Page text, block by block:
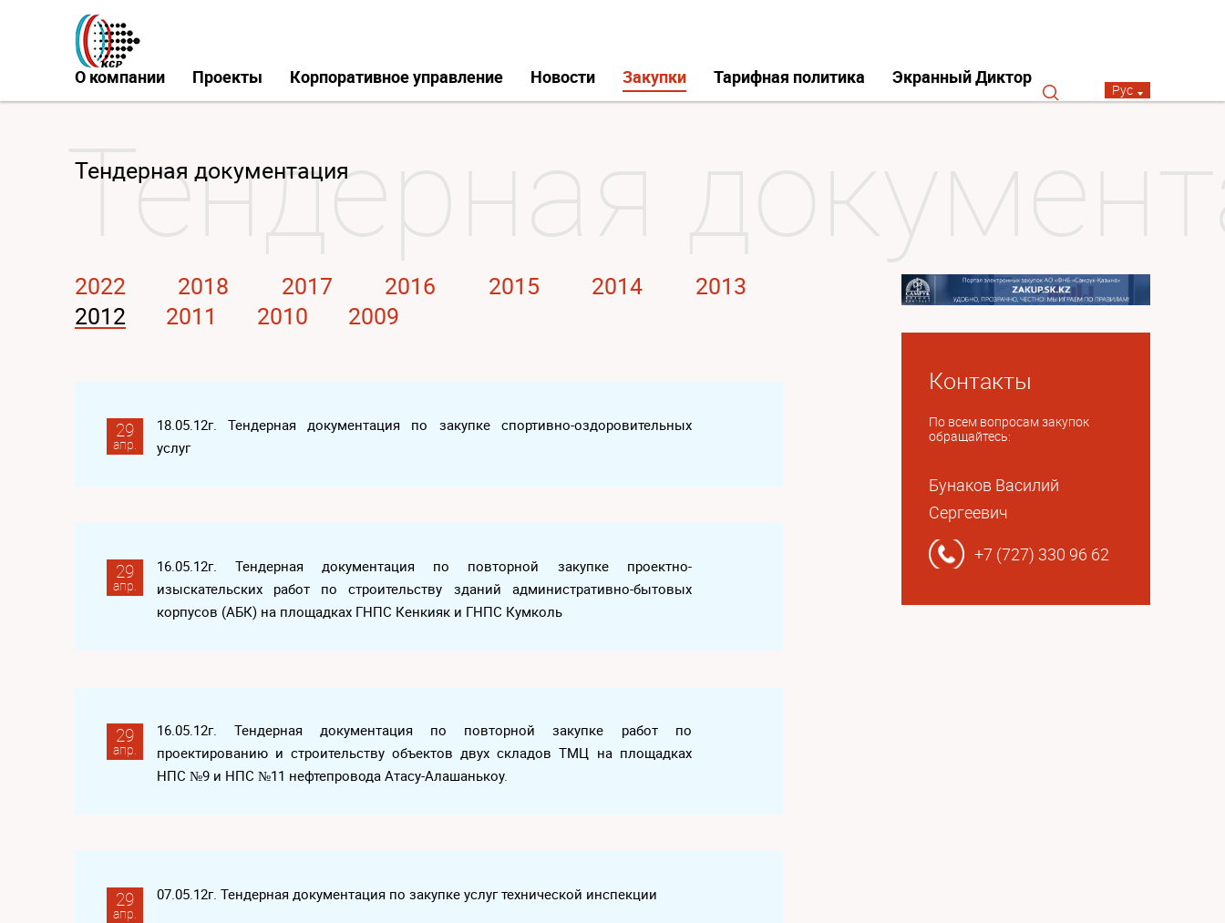
О компании Проекты Корпоративное управление Новости Закупки Тарифная политика Экранный Диктор
Рус
Тендерная документация
2022 2018 2017 2016 2015 2014
2013
2012
2011 2010 2009
29
апр.
18.05.12г. Тендерная документация по закупке спортивно-оздоровительных
услуг
29
апр.
16.05.12г. Тендерная документация по повторной закупке проектно-
изыскательских работ по строительству зданий административно-бытовых
корпусов (АБК) на площадках ГНПС Кенкияк и ГНПС Кумколь
29
апр.
16.05.12г. Тендерная документация по повторной закупке работ по
проектированию и строительству объектов двух складов ТМЦ на площадках
НПС №9 и НПС №11 нефтепровода Атасу-Алашанькоу.
29
апр.
07.05.12г. Тендерная документация по закупке услуг технической инспекции
Контакты
По всем вопросам закупок
обращайтесь:
Бунаков Василий
Сергеевич
+7 (727) 330 96 62